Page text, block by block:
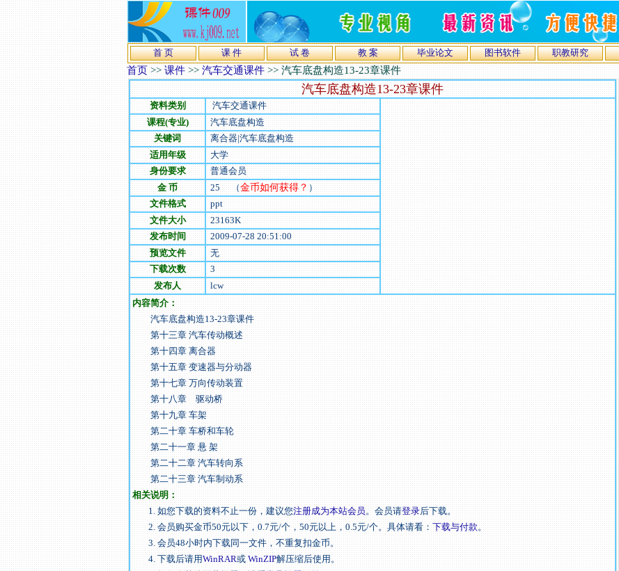
首 页 课 件 试 卷 教 案 毕业论文 图书软件 职教研究
首页>>课件>>汽车交通课件>>汽车底盘构造13-23章课件
汽车底盘构造13-23章课件
资料类别
汽车交通课件
课程(专业)
汽车底盘构造
关键词
离合器|汽车底盘构造
适用年级
大学
身份要求
普通会员
金 币
25（金币如何获得？）
文件格式
ppt
文件大小
23163K
发布时间
2009-07-28 20:51:00
预览文件
无
下载次数
3
发布人
lcw
内容简介：
汽车底盘构造13-23章课件
第十三章 汽车传动概述
第十四章 离合器
第十五章 变速器与分动器
第十七章 万向传动装置
第十八章 驱动桥
第十九章 车架
第二十章 车桥和车轮
第二十一章 悬 架
第二十二章 汽车转向系
第二十三章 汽车制动系
相关说明：
1. 如您下载的资料不止一份，建议您注册成为本站会员。会员请登录后下载。
2. 会员购买金币50元以下，0.7元/个，50元以上，0.5元/个。具体请看：下载与付款。
3. 会员48小时内下载同一文件，不重复扣金币。
4. 下载后请用WinRAR或WinZIP解压缩后使用。